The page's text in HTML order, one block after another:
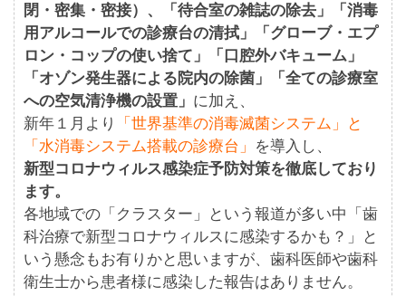
閉・密集・密接）、「待合室の雑誌の除去」「消毒
用アルコールでの診療台の清拭」「グローブ・エプ
ロン・コップの使い捨て」「口腔外バキューム」
「オゾン発生器による院内の除菌」「全ての診療室
への空気清浄機の設置」 に加え、
新年１月より
「世界基準の消毒滅菌システム」と
「水消毒システム搭載の診療台」 を導入し、
新型コロナウィルス感染症予防対策を徹底しており
ます。
各地域での「クラスター」という報道が多い中「歯
科治療で新型コロナウィルスに感染するかも？」と
いう懸念もお有りかと思いますが、歯科医師や歯科
衛生士から患者様に感染した報告はありません。